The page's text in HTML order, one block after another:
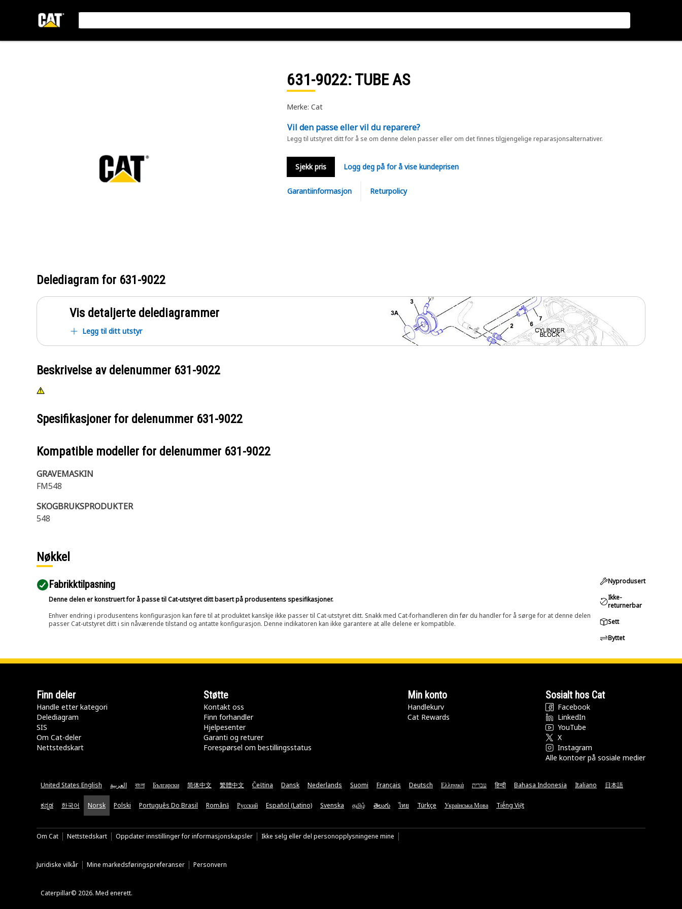
631-9022: TUBE AS
Merke: Cat
Vil den passe eller vil du reparere?
Legg til utstyret ditt for å se om denne delen passer eller om det finnes tilgjengelige reparasjonsalternativer.
Sjekk pris Logg deg på for å vise kundeprisen
Garantiinformasjon Returpolicy
Delediagram for 631-9022
Vis detaljerte delediagrammer
Legg til ditt utstyr
Beskrivelse av delenummer 631-9022
Spesifikasjoner for delenummer 631-9022
Kompatible modeller for delenummer 631-9022
GRAVEMASKIN
FM548
SKOGBRUKSPRODUKTER
548
Nøkkel
Fabrikktilpasning
Denne delen er konstruert for å passe til Cat-utstyret ditt basert på produsentens spesifikasjoner.
Enhver endring i produsentens konfigurasjon kan føre til at produktet kanskje ikke passer til Cat-utstyret ditt. Snakk med Cat-forhandleren din før du handler for å sørge for at denne delen
passer Cat-utstyret ditt i sin nåværende tilstand og antatte konfigurasjon. Denne indikatoren kan ikke garantere at alle delene er kompatible.
Nyprodusert
Ikke-
returnerbar
Sett
Byttet
Finn deler
Handle etter kategori
Delediagram
SIS
Om Cat-deler
Nettstedskart
Støtte
Kontakt oss
Finn forhandler
Hjelpesenter
Garanti og returer
Forespørsel om bestillingsstatus
Min konto
Handlekurv
Cat Rewards
Sosialt hos Cat
Facebook
LinkedIn
YouTube
X
Instagram
Alle kontoer på sosiale medier
United States English العربية বাংলা Български 简体中文 繁體中文 Čeština Dansk Nederlands Suomi Français Deutsch Ελληνικά עברית हिन्दी Bahasa Indonesia Italiano 日本語
ಕನ್ನಡ 한국어 Norsk Polski Português Do Brasil Română Русский Español (Latino) Svenska தமிழ் తెలుగు ไทย Türkçe Українська Мова Tiếng Việt
Om Cat Nettstedskart Oppdater innstillinger for informasjonskapsler Ikke selg eller del personopplysningene mine
Juridiske vilkår Mine markedsføringspreferanser Personvern
Caterpillar© 2026. Med enerett.